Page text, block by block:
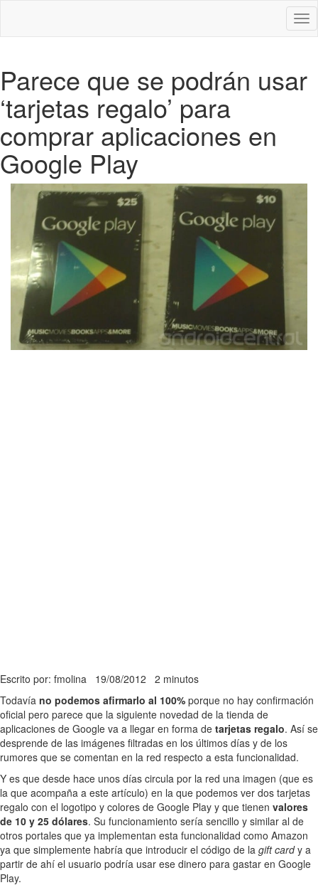
Parece que se podrán usar
‘tarjetas regalo’ para
comprar aplicaciones en
Google Play
Escrito por: fmolina 19/08/2012 2 minutos
Todavía no podemos afirmarlo al 100% porque no hay confirmación
oficial pero parece que la siguiente novedad de la tienda de
aplicaciones de Google va a llegar en forma de tarjetas regalo. Así se
desprende de las imágenes filtradas en los últimos días y de los
rumores que se comentan en la red respecto a esta funcionalidad.
Y es que desde hace unos días circula por la red una imagen (que es
la que acompaña a este artículo) en la que podemos ver dos tarjetas
regalo con el logotipo y colores de Google Play y que tienen valores
de 10 y 25 dólares. Su funcionamiento sería sencillo y similar al de
otros portales que ya implementan esta funcionalidad como Amazon
ya que simplemente habría que introducir el código de la gift cardy a
partir de ahí el usuario podría usar ese dinero para gastar en Google
Play.